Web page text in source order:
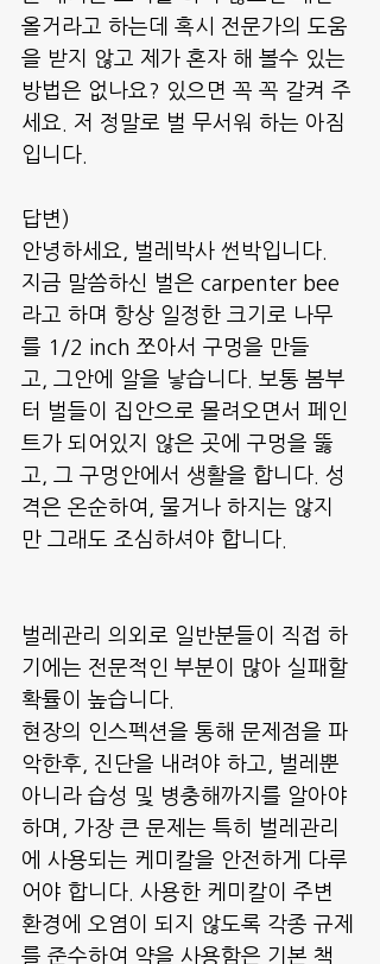
올거라고 하는데 혹시 전문가의 도움
을 받지 않고 제가 혼자 해 볼수 있는
방법은 없나요? 있으면 꼭 꼭 갈켜 주
세요. 저 정말로 벌 무서워 하는 아짐
입니다.
답변)
안녕하세요, 벌레박사 썬박입니다.
지금 말씀하신 벌은 carpenter bee
라고 하며 항상 일정한 크기로 나무
를 1/2 inch 쪼아서 구멍을 만들
고, 그안에 알을 낳습니다. 보통 봄부
터 벌들이 집안으로 몰려오면서 페인
트가 되어있지 않은 곳에 구멍을 뚫
고, 그 구멍안에서 생활을 합니다. 성
격은 온순하여, 물거나 하지는 않지
만 그래도 조심하셔야 합니다.
벌레관리 의외로 일반분들이 직접 하
기에는 전문적인 부분이 많아 실패할
확률이 높습니다.
현장의 인스펙션을 통해 문제점을 파
악한후, 진단을 내려야 하고, 벌레뿐
아니라 습성 및 병충해까지를 알아야
하며, 가장 큰 문제는 특히 벌레관리
에 사용되는 케미칼을 안전하게 다루
어야 합니다. 사용한 케미칼이 주변
환경에 오염이 되지 않도록 각종 규제
를 준수하여 약을 사용함은 기본 책